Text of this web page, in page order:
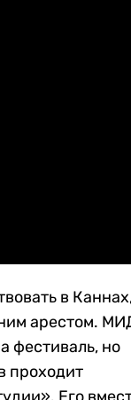
в
арестом.
фестиваль, но
проходит